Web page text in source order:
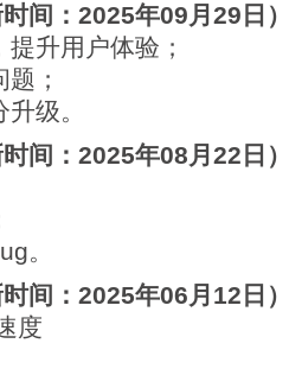
间：2025年09月29日
升用户体验；
；
级。
间：2025年08月22日
。
间：2025年06月12日
度